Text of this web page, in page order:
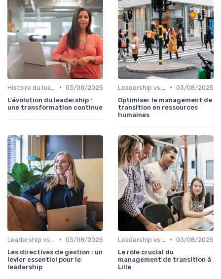
• 03/08/2025
L'évolution du leadership :
une transformation continue
• 03/08/2025
Optimiser le management de
transition en ressources
humaines
• 03/08/2025
Les directives de gestion : un
levier essentiel pour le
leadership
• 03/08/2025
Le rôle crucial du
management de transition à
Lille